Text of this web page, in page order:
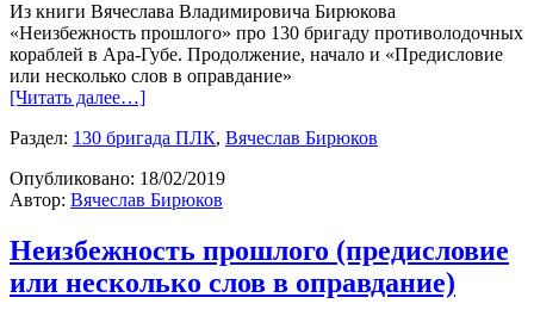
Из книги Вячеслава Владимировича Бирюкова
«Неизбежность прошлого» про 130 бригаду противолодочных
кораблей в Ара-Губе. Продолжение, начало и «Предисловие
или несколько слов в оправдание»
[Читать далее…]
Раздел: 130 бригада ПЛК, Вячеслав Бирюков
Опубликовано: 18/02/2019
Автор: Вячеслав Бирюков
Неизбежность прошлого (предисловие
или несколько слов в оправдание)